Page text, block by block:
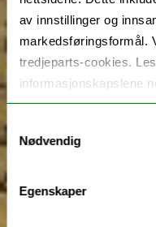
av innstillinger og
markedsføringsformål.
tredjeparts-cookies.
informasjonskapslene
Samtykkevalg
Nødvendig
Egenskaper